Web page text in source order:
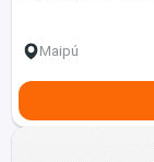
Maipú